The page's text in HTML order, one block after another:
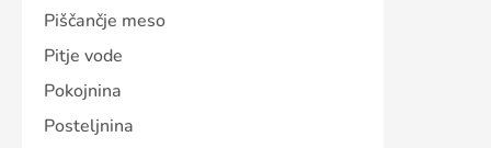
Piščančje meso
Pitje vode
Pokojnina
Posteljnina